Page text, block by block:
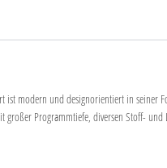
ist modern und designorientiert in seiner
großer Programmtiefe, diversen Stoff-